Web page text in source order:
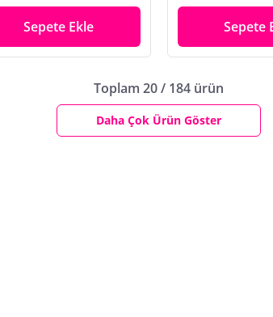
Sepete Ekle Sepete
Toplam 20 / 184 ürün
Daha Çok Ürün Göster